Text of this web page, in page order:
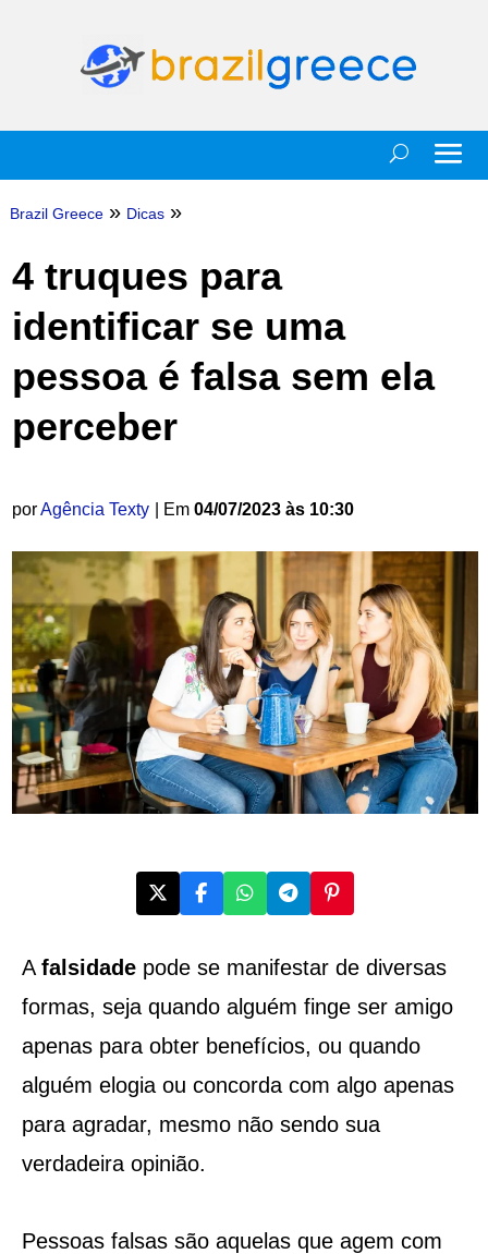
Brazil Greece » Dicas »
4 truques para
identificar se uma
pessoa é falsa sem ela
perceber
porAgência Texty | Em 04/07/2023 às 10:30
A falsidadepode se manifestar de diversas
formas, seja quando alguém finge ser amigo
apenas para obter benefícios, ou quando
alguém elogia ou concorda com algo apenas
para agradar, mesmo não sendo sua
verdadeira opinião.
Pessoas falsas são aquelas que agem com